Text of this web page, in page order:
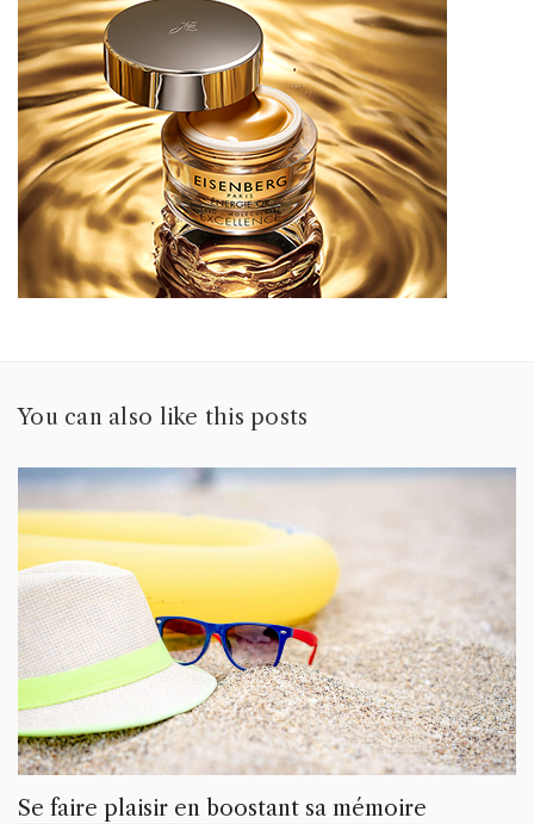
You can also like this posts
Se faire plaisir en boostant sa mémoire